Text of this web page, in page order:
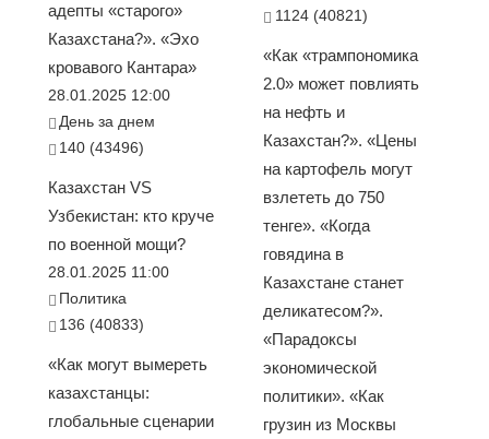
адепты «старого»
Казахстана?». «Эхо
кровавого Кантара»
28.01.2025 12:00
День за днем
140 (43496)
Казахстан VS
Узбекистан: кто круче
по военной мощи?
28.01.2025 11:00
Политика
136 (40833)
«Как могут вымереть
казахстанцы:
глобальные сценарии
1124 (40821)
«Как «трампономика
2.0» может повлиять
на нефть и
Казахстан?». «Цены
на картофель могут
взлететь до 750
тенге». «Когда
говядина в
Казахстане станет
деликатесом?».
«Парадоксы
экономической
политики». «Как
грузин из Москвы